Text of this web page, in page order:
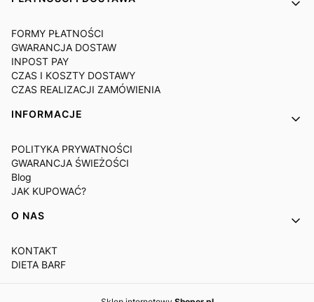
FORMY PŁATNOŚCI
GWARANCJA DOSTAW
INPOST PAY
CZAS I KOSZTY DOSTAWY
CZAS REALIZACJI ZAMÓWIENIA
INFORMACJE
POLITYKA PRYWATNOŚCI
GWARANCJA ŚWIEŻOŚCI
Blog
JAK KUPOWAĆ?
O NAS
KONTAKT
DIETA BARF